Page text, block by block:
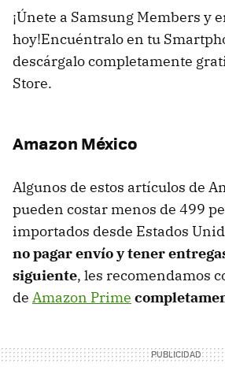
¡Únete a Samsung Members y
hoy!Encuéntralo en tu
descárgalo completamente
Store.
Amazon México
Algunos de estos artículos de
pueden costar menos de 499
importados desde Estados
no pagar envío y tener
siguiente, les recomendamos
de Amazon Prime